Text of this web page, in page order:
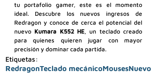
tu portafolio gamer, este es el momento
ideal. Descubre los nuevos ingresos de
Redragon y conoce de cerca el potencial del
nuevo Kumara K552 HE , un teclado creado
para quienes quieren jugar con mayor
precisión y dominar cada partida.
Etiquetas:
RedragonTeclado mecánicoMousesNuevo